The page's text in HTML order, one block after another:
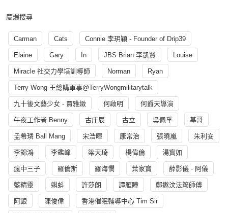
慶爆搜尋
Carman Cats Connie 李玥穎 - Founder of Drip39
Elaine Gary In JBS Brian 李凱賢 Louise
Miracle 社交力學培訓導師 Norman Ryan
Terry Wong 王總講軍事@TerryWongmilitarytalk
九十後文藝少女 - 賈雅緻 何啟明 何爵天導演
午夜工作者 Benny 古庄辰 古立 吳佩孚 基哥
孟希璘 Ball Mang 宋浩暉 康常治 張曉嵐 朱利安
李錦鴻 李鑑峰 梁天琦 楊偉倫 湯寳如
瘋中三子 羅倫斯 羅海憫 葉家寶 薛影儀 - 阿儀
藍精靈 蝌蚪 許莎朗 譚雁瞳 鄭遨汶法筠師傅
阿銀 陳俊偉 香港催眠輔導中心 Tim Sir